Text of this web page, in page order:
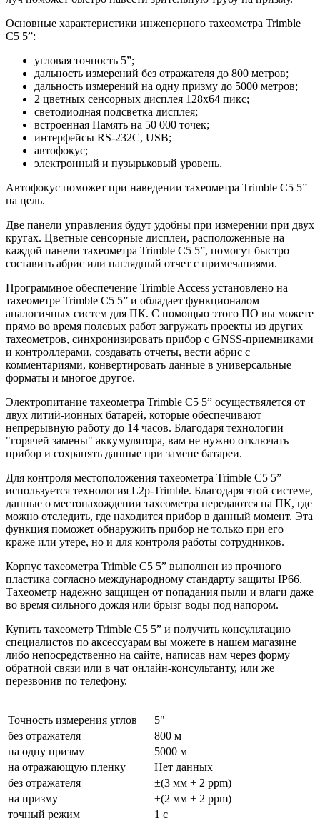
Основные характеристики инженерного тахеометра Trimble
C5 5”:
угловая точность 5”;
дальность измерений без отражателя до 800 метров;
дальность измерений на одну призму до 5000 метров;
2 цветных сенсорных дисплея 128х64 пикс;
светодиодная подсветка дисплея;
встроенная Память на 50 000 точек;
интерфейсы RS-232C, USB;
автофокус;
электронный и пузырьковый уровень.
Автофокус поможет при наведении тахеометра Trimble C5 5”
на цель.
Две панели управления будут удобны при измерении при двух
кругах. Цветные сенсорные дисплеи, расположенные на
каждой панели тахеометра Trimble C5 5”, помогут быстро
составить абрис или наглядный отчет с примечаниями.
Программное обеспечение Trimble Access установлено на
тахеометре Trimble C5 5” и обладает функционалом
аналогичных систем для ПК. С помощью этого ПО вы можете
прямо во время полевых работ загружать проекты из других
тахеометров, синхронизировать прибор с GNSS-приемниками
и контроллерами, создавать отчеты, вести абрис с
комментариями, конвертировать данные в универсальные
форматы и многое другое.
Электропитание тахеометра Trimble C5 5” осуществялется от
двух литий-ионных батарей, которые обеспечивают
непрерывную работу до 14 часов. Благодаря технологии
"горячей замены" аккумулятора, вам не нужно отключать
прибор и сохранять данные при замене батареи.
Для контроля местоположения тахеометра Trimble C5 5”
используется технология L2p-Trimble. Благодаря этой системе,
данные о местонахождении тахеометра передаются на ПК, где
можно отследить, где находится прибор в данный момент. Эта
функция поможет обнаружить прибор не только при его
краже или утере, но и для контроля работы сотрудников.
Корпус тахеометра Trimble C5 5” выполнен из прочного
пластика согласно международному стандарту защиты IP66.
Тахеометр надежно защищен от попадания пыли и влаги даже
во время сильного дождя или брызг воды под напором.
Купить тахеометр Trimble C5 5” и получить консультацию
специалистов по аксессуарам вы можете в нашем магазине
либо непосредственно на сайте, написав нам через форму
обратной связи или в чат онлайн-консультанту, или же
перезвонив по телефону.
Точность измерения углов
5"
без отражателя
800 м
на одну призму
5000 м
на отражающую пленку
Нет данных
без отражателя
±(3 мм + 2 ppm)
на призму
±(2 мм + 2 ppm)
точный режим
1 с